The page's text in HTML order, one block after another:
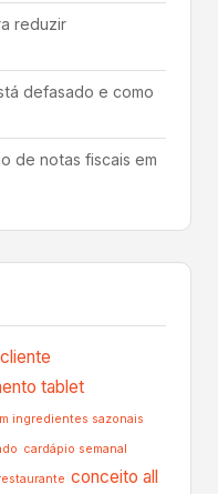
reduzir
defasado e como
de notas fiscais em
tablet
ingredientes sazonais
cardápio semanal
conceito all